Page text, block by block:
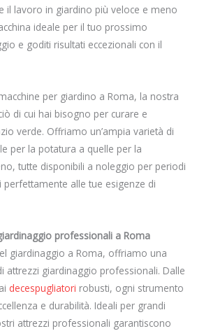
il lavoro in giardino più veloce e meno
ideale per il tuo prossimo
e goditi risultati eccezionali con il
per giardino a Roma, la nostra
di cui hai bisogno per curare e
verde. Offriamo un’ampia varietà di
per la potatura a quelle per la
tutte disponibili a noleggio per periodi
alle tue esigenze di
professionali a Roma
giardinaggio a Roma, offriamo una
attrezzi giardinaggio professionali. Dalle
decespugliatori robusti, ogni strumento
e durabilità. Ideali per grandi
attrezzi professionali garantiscono